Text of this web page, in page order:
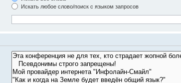
Искать любое слово/поиск с языком запросов